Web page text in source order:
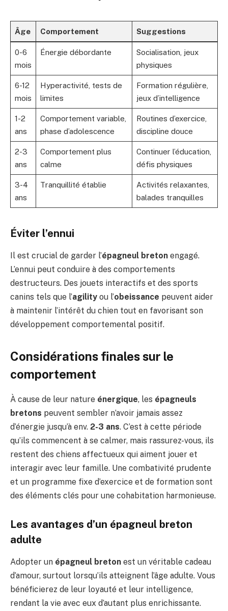
Âge Comportement Suggestions
0-6
mois
Énergie débordante
Socialisation, jeux
physiques
6-12
mois
Hyperactivité, tests de
limites
Formation régulière,
jeux d’intelligence
1-2
ans
Comportement variable,
phase d’adolescence
Routines d’exercice,
discipline douce
2-3
ans
Comportement plus
calme
Continuer l’éducation,
défis physiques
3-4
ans
Tranquillité établie
Activités relaxantes,
balades tranquilles
Éviter l’ennui
Il est crucial de garder l’épagneul breton engagé.
L’ennui peut conduire à des comportements
destructeurs. Des jouets interactifs et des sports
canins tels que l’agility ou l’obeissance peuvent aider
à maintenir l’intérêt du chien tout en favorisant son
développement comportemental positif.
Considérations finales sur le
comportement
À cause de leur nature énergique, les épagneuls
bretons peuvent sembler n’avoir jamais assez
d’énergie jusqu’à env. 2-3 ans. C’est à cette période
qu’ils commencent à se calmer, mais rassurez-vous, ils
restent des chiens affectueux qui aiment jouer et
interagir avec leur famille. Une combativité prudente
et un programme fixe d’exercice et de formation sont
des éléments clés pour une cohabitation harmonieuse.
Les avantages d’un épagneul breton
adulte
Adopter un épagneul breton est un véritable cadeau
d’amour, surtout lorsqu’ils atteignent l’âge adulte. Vous
bénéficierez de leur loyauté et leur intelligence,
rendant la vie avec eux d’autant plus enrichissante.